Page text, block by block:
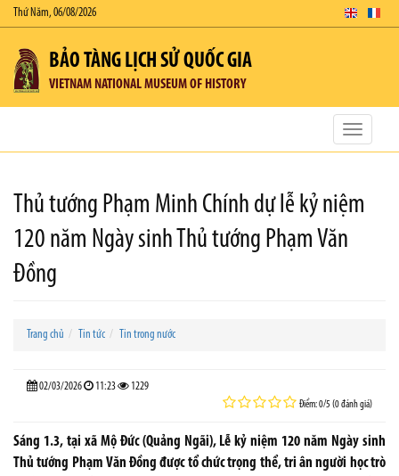
Thứ Năm, 06/08/2026
BẢO TÀNG LỊCH SỬ QUỐC GIA
VIETNAM NATIONAL MUSEUM OF HISTORY
Toggle
Thủ tướng Phạm Minh Chính dự lễ kỷ niệm
120 năm Ngày sinh Thủ tướng Phạm Văn
Đồng
Trang chủ Tin tức Tin trong nước
02/03/2026 11:23 1229
Điểm: 0/5 (0 đánh giá)
Sáng 1.3, tại xã Mộ Đức (Quảng Ngãi), Lễ kỷ niệm 120 năm Ngày sinh
Thủ tướng Phạm Văn Đồng được tổ chức trọng thể, tri ân người học trò